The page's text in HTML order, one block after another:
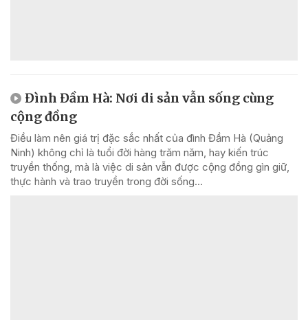
Đình Đầm Hà: Nơi di sản vẫn sống cùng
cộng đồng
Điều làm nên giá trị đặc sắc nhất của đình Đầm Hà (Quảng
Ninh) không chỉ là tuổi đời hàng trăm năm, hay kiến trúc
truyền thống, mà là việc di sản vẫn được cộng đồng gìn giữ,
thực hành và trao truyền trong đời sống...